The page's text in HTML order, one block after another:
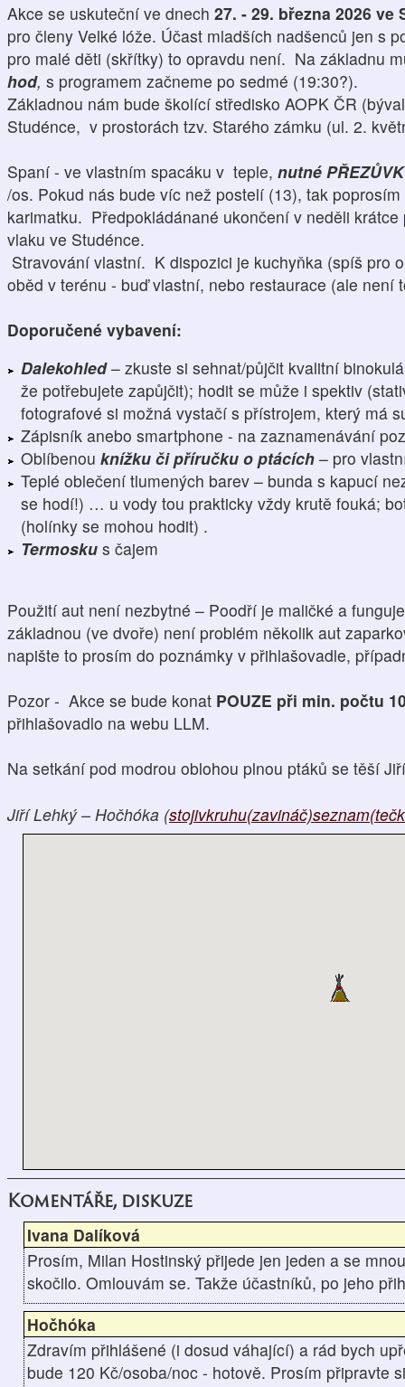
Akce se uskuteční ve dnech 27. - 29. března 2026 ve
pro členy Velké lóže. Účast mladších nadšenců jen s
pro malé děti (skřítky) to opravdu není. Na základnu
hod, s programem začneme po sedmé (19:30?).
Základnou nám bude školící středisko AOPK ČR
Studénce, v prostorách tzv. Starého zámku (ul. 2.
Spaní - ve vlastním spacáku v teple, nutné
/os. Pokud nás bude víc než postelí (13), tak
karimatku. Předpokládánané ukončení v neděli
vlaku ve Studénce.
Stravování vlastní. K dispozici je kuchyňka (spíš pro
oběd v terénu - buď vlastní, nebo restaurace (ale
Doporučené vybavení:
Dalekohled– zkuste si sehnat/půjčit kvalitní
že potřebujete zapůjčit); hodit se může i spektiv
fotografové si možná vystačí s přístrojem, který má
Zápisník anebo smartphone - na zaznamenávání
Oblíbenou knížku či příručku o ptácích – pro
Teplé oblečení tlumených barev – bunda s kapucí
se hodí!) … u vody tou prakticky vždy krutě fouká;
(holínky se mohou hodit) .
Termosku s čajem
Použití aut není nezbytné – Poodří je maličké a
základnou (ve dvoře) není problém několik aut
napište to prosím do poznámky v přihlašovadle,
Pozor - Akce se bude konat POUZE při min. počtu
přihlašovadlo na webu LLM.
Na setkání pod modrou oblohou plnou ptáků se těší
Jiří Lehký – Hočhóka (
Komentáře, diskuze
Ivana Dalíková
Prosím, Milan Hostinský přijede jen jeden a se
skočilo. Omlouvám se. Takže účastníků, po jeho
Hočhóka
Zdravím přihlášené (i dosud váhající) a rád bych
bude 120 Kč/osoba/noc - hotově. Prosím připravte